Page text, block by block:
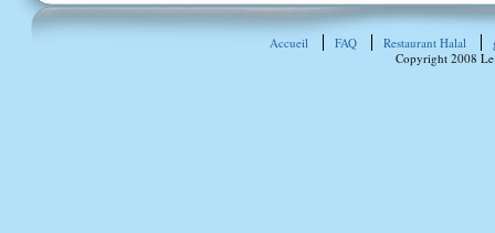
Accueil FAQ Restaurant Halal
Copyright 2008